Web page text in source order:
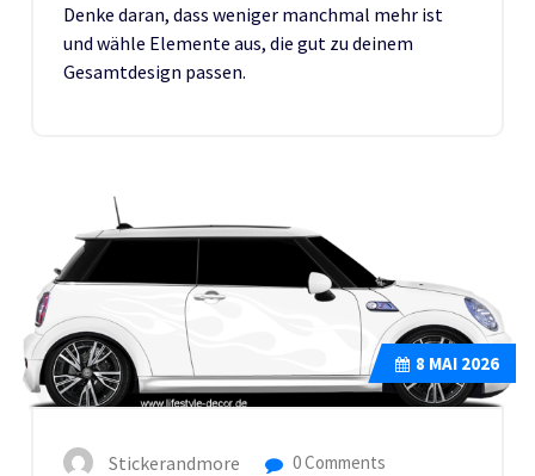
Denke daran, dass weniger manchmal mehr ist
und wähle Elemente aus, die gut zu deinem
Gesamtdesign passen.
8 MAI 2026
Stickerandmore 0 Comments